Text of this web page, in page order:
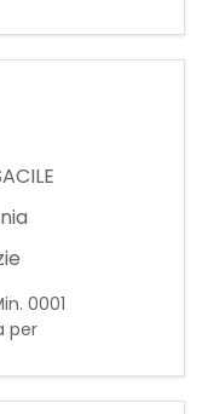
e
e
0001
per
nel
LA